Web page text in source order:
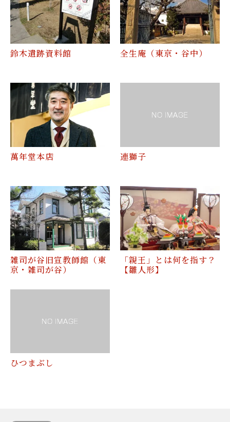
鈴木遺跡資料館 全生庵（東京・谷中）
萬年堂本店 連獅子
雑司が谷旧宣教師館（東
京・雑司が谷）
「親王」とは何を指す？
【雛人形】
ひつまぶし